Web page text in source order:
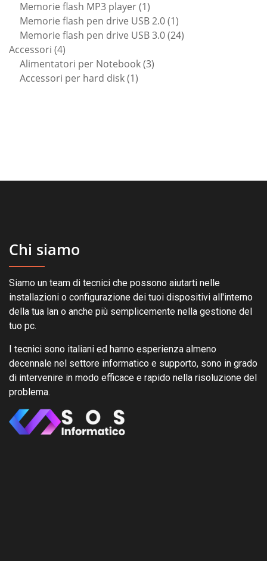
Memorie flash MP3 player 11
prodotto
Memorie flash pen drive USB 2.0 11
prodotto
Memorie flash pen drive USB 3.0 2424
Accessori 44
prodotti
Alimentatori per Notebook 33
Accessori per hard disk 11
Chi siamo
Siamo un team di tecnici che possono aiutarti nelle
installazioni o configurazione dei tuoi dispositivi all'interno
della tua lan o anche più semplicemente nella gestione del
tuo pc.
I tecnici sono italiani ed hanno esperienza almeno
decennale nel settore informatico e supporto, sono in grado
di intervenire in modo efficace e rapido nella risoluzione del
problema.